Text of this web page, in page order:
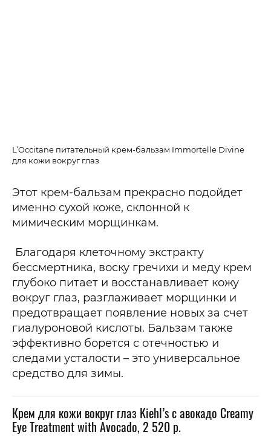
L’Occitane питательный крем-бальзам Immortelle Divine
для кожи вокруг глаз
Этот крем-бальзам прекрасно подойдет
именно сухой коже, склонной к
мимическим морщинкам.
Благодаря клеточному экстракту
бессмертника, воску гречихи и меду крем
глубоко питает и восстанавливает кожу
вокруг глаз, разглаживает морщинки и
предотвращает появление новых за счет
гиалуроновой кислоты. Бальзам также
эффективно борется с отечностью и
следами усталости – это универсальное
средство для зимы.
Крем для кожи вокруг глаз Kiehl’s с авокадо Creamy
Eye Treatment with Avocado, 2 520 р.